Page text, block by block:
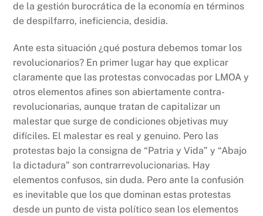
de la gestión burocrática de la economía en términos
de despilfarro, ineficiencia, desidia.
Ante esta situación ¿qué postura debemos tomar los
revolucionarios? En primer lugar hay que explicar
claramente que las protestas convocadas por LMOA y
otros elementos afines son abiertamente contra-
revolucionarias, aunque tratan de capitalizar un
malestar que surge de condiciones objetivas muy
difíciles. El malestar es real y genuino. Pero las
protestas bajo la consigna de “Patria y Vida” y “Abajo
la dictadura” son contrarrevolucionarias. Hay
elementos confusos, sin duda. Pero ante la confusión
es inevitable que los que dominan estas protestas
desde un punto de vista político sean los elementos